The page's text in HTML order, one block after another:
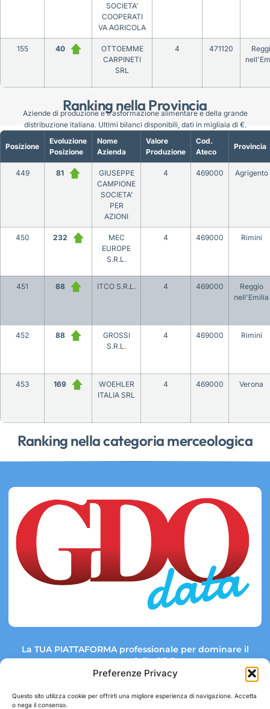
Preferenze Privacy
Questo sito utilizza cookie per offrirti una migliore esperienza di navigazione. Accetta
o nega il consenso.
Ranking nella Provincia
SOCIETA’
COOPERATI
VA AGRICOLA
155 40
OTTOEMME
CARPINETI
SRL
4 471120
Ranking nella categoria merceologica
Posizione
Evoluzione
Posizione
Nome
Azienda
Valore
Produzione
Cod.
Ateco
Provincia
449 81
GIUSEPPE
CAMPIONE
SOCIETA’
PER
AZIONI
4 469000 Agrigento
450 232
MEC
EUROPE
S.R.L.
4 469000 Rimini
451 88 ITCO S.R.L. 4 469000
Reggio
nell'Emilia
452 88
GROSSI
S.R.L.
4 469000 Rimini
453 169
WOEHLER
ITALIA SRL
4 469000 Verona
Aziende di produzione e trasformazione alimentare e della grande
distribuzione italiana. Ultimi bilanci disponibili, dati in migliaia di €.
La TUA PIATTAFORMA professionale per dominare il
mercato della GDO.